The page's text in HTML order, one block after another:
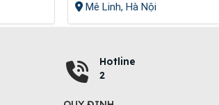
Mê Linh, Hà Nội
Hotline
2